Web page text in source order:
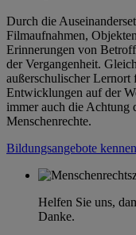
Durch die
Filmaufnahmen,
Erinnerungen von
der Vergangenheit.
außerschulischer
Entwicklungen auf der
immer auch die Achtung
Menschenrechte.
Bildungsangebote
Helfen Sie uns,
Danke.